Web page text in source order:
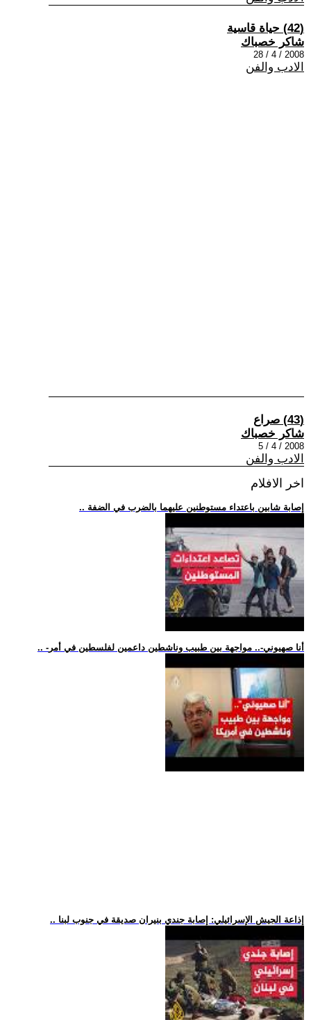
(42) حياة قاسية
شاكر خصباك
2008 / 4 / 28
الادب والفن
(43) صراع
شاكر خصباك
2008 / 4 / 5
الادب والفن
اخر الافلام
.. إصابة شابين باعتداء مستوطنين عليهما بالضرب في الضفة
.. -أنا صهيوني-.. مواجهة بين طبيب وناشطين داعمين لفلسطين في أمر
.. إذاعة الجيش الإسرائيلي: إصابة جندي بنيران صديقة في جنوب لبنا